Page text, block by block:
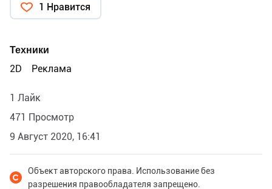
1 Нравится
Техники
2D
Реклама
1 Лайк
471 Просмотр
9 Август 2020, 16:41
Объект авторского права. Использование без
разрешения правообладателя запрещено.